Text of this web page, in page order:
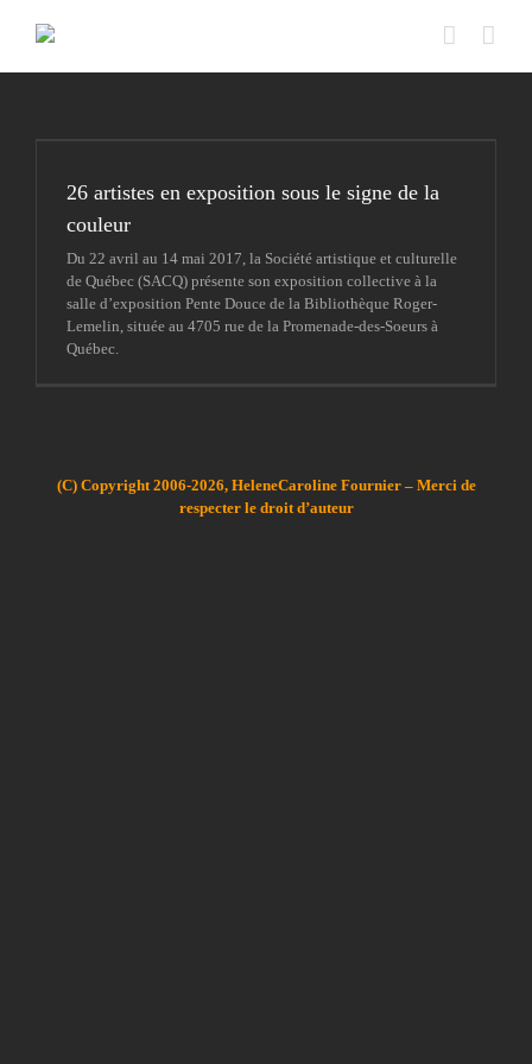
26 artistes en exposition sous le signe de la
couleur
Du 22 avril au 14 mai 2017, la Société artistique et culturelle
de Québec (SACQ) présente son exposition collective à la
salle d’exposition Pente Douce de la Bibliothèque Roger-
Lemelin, située au 4705 rue de la Promenade-des-Soeurs à
Québec.
(C) Copyright 2006-2026, HeleneCaroline Fournier – Merci de
respecter le droit d’auteur